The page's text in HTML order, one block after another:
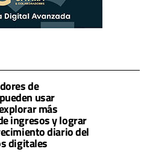
de
usar
más
ingresos y lograr
diario del
digitales